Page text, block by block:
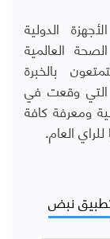
الدولية
العالمية
بالخبرة
التي وقعت في
ومعرفة كافة
العام.
نبض